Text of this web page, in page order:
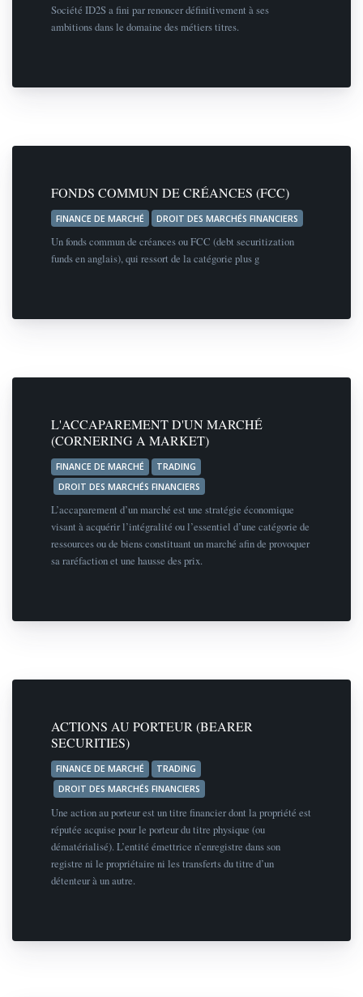
Société ID2S a fini par renoncer définitivement à ses
ambitions dans le domaine des métiers titres.
FONDS COMMUN DE CRÉANCES (FCC)
FINANCE DE MARCHÉ DROIT DES MARCHÉS FINANCIERS
Un fonds commun de créances ou FCC (debt securitization
funds en anglais), qui ressort de la catégorie plus g
L'ACCAPAREMENT D'UN MARCHÉ
(CORNERING A MARKET)
FINANCE DE MARCHÉ
TRADING
DROIT DES MARCHÉS FINANCIERS
L’accaparement d’un marché est une stratégie économique
visant à acquérir l’intégralité ou l’essentiel d’une catégorie de
ressources ou de biens constituant un marché afin de provoquer
sa raréfaction et une hausse des prix.
ACTIONS AU PORTEUR (BEARER
SECURITIES)
FINANCE DE MARCHÉ
TRADING
DROIT DES MARCHÉS FINANCIERS
Une action au porteur est un titre financier dont la propriété est
réputée acquise pour le porteur du titre physique (ou
dématérialisé). L’entité émettrice n’enregistre dans son
registre ni le propriétaire ni les transferts du titre d’un
détenteur à un autre.